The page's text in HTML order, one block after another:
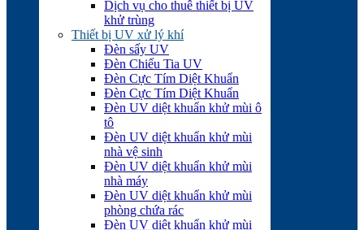
Dịch vụ cho thuê thiết bị UV
khử trùng
Thiết bị UV xử lý khí
Đèn sấy UV
Đèn Chiếu Tia UV
Đèn Cực Tím Diệt Khuẩn
Đèn Cực Tím Diệt Khuẩn
Đèn UV diệt khuẩn khử mùi ô
tô
Đèn UV diệt khuẩn khử mùi
nhà vệ sinh
Đèn UV diệt khuẩn khử mùi
nhà máy
Đèn UV diệt khuẩn khử mùi
phòng chứa rác
Đèn UV diệt khuẩn khử mùi